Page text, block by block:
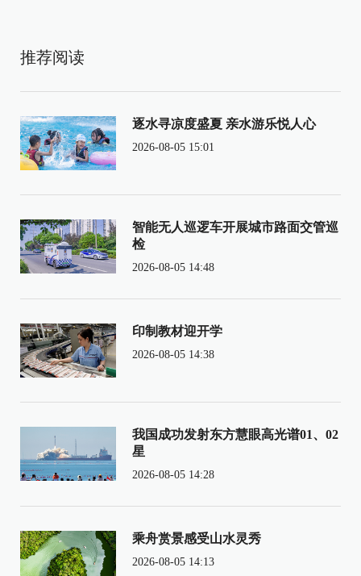
推荐阅读
逐水寻凉度盛夏 亲水游乐悦人心
2026-08-05 15:01
智能无人巡逻车开展城市路面交管巡
检
2026-08-05 14:48
印制教材迎开学
2026-08-05 14:38
我国成功发射东方慧眼高光谱01、02
星
2026-08-05 14:28
乘舟赏景感受山水灵秀
2026-08-05 14:13